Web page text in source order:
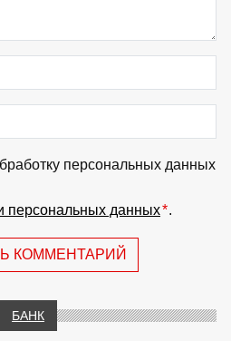
персональных данных
персональных данных*.
КОММЕНТАРИЙ
БАНК